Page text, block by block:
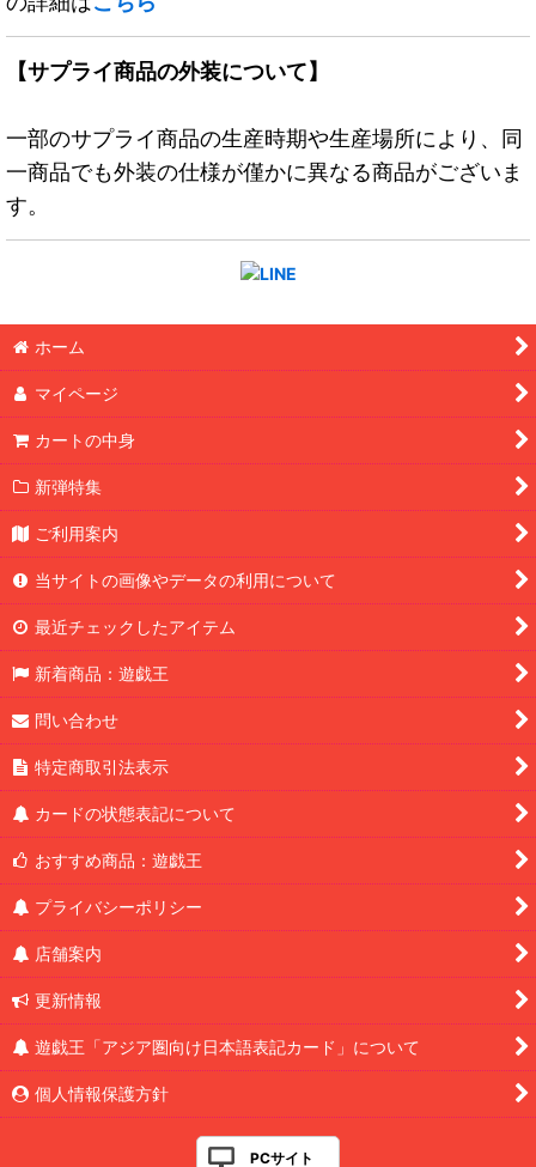
【サプライ商品の外装について】
一部のサプライ商品の生産時期や生産場所により、同
一商品でも外装の仕様が僅かに異なる商品がございま
す。
ホーム
マイページ
カートの中身
新弾特集
ご利用案内
当サイトの画像やデータの利用について
最近チェックしたアイテム
新着商品：遊戯王
問い合わせ
特定商取引法表示
カードの状態表記について
おすすめ商品：遊戯王
プライバシーポリシー
店舗案内
更新情報
遊戯王「アジア圏向け日本語表記カード」について
個人情報保護方針
PCサイト